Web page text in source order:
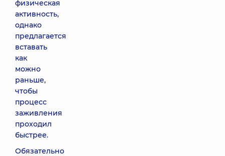
физическая
активность,
однако
предлагается
вставать
как
можно
раньше,
чтобы
процесс
заживления
проходил
быстрее.
Обязательно